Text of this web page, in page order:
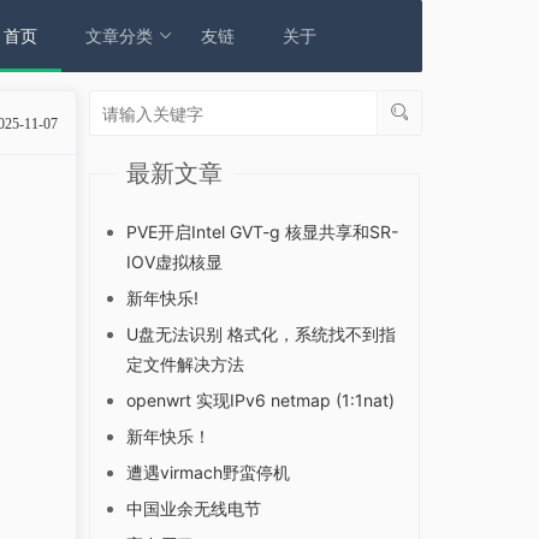
首页 文章分类 友链 关于
11-07
最新文章
PVE开启Intel GVT-g 核显共享和SR-
IOV虚拟核显
新年快乐!
U盘无法识别 格式化，系统找不到指
定文件解决方法
openwrt 实现IPv6 netmap (1:1nat)
新年快乐！
遭遇virmach野蛮停机
中国业余无线电节